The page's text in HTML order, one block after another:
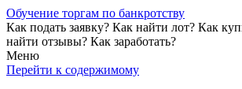
Обучение торгам по банкротству
Как подать заявку? Как найти лот? Как
найти отзывы? Как заработать?
Меню
Перейти к содержимому